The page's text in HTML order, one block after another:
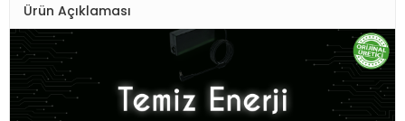
Ürün Açıklaması